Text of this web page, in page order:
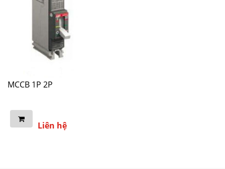
MCCB 1P 2P
Liên hệ